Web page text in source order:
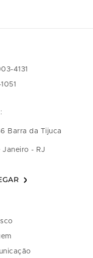
4131
Barra da Tijuca
Janeiro - RJ